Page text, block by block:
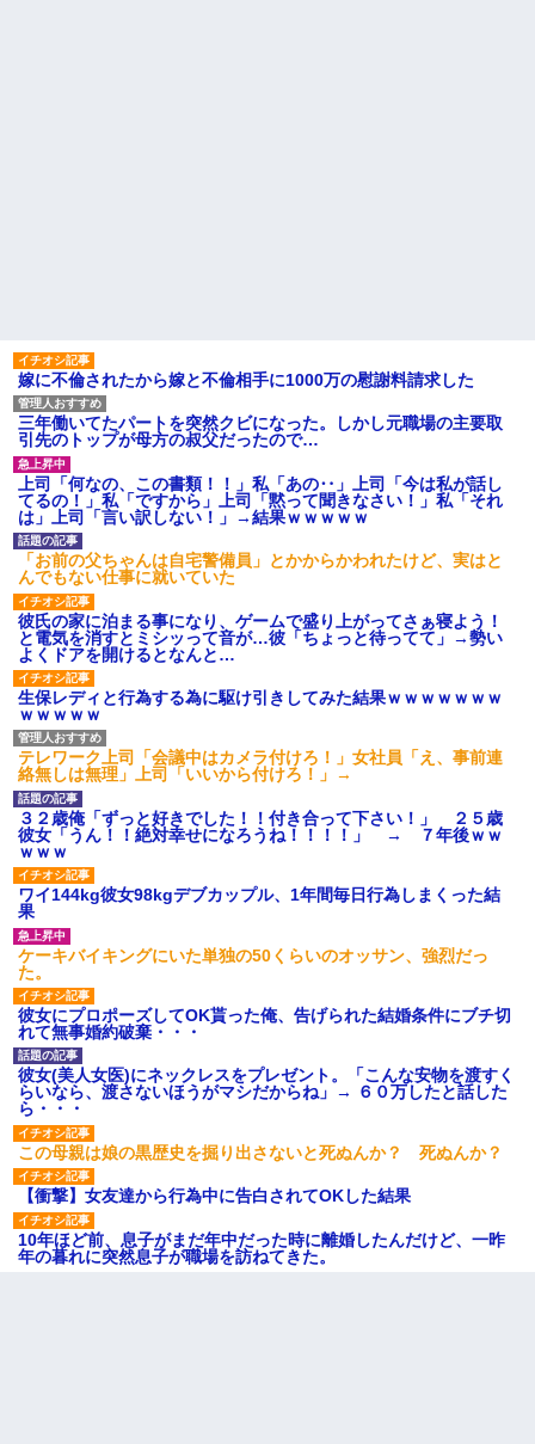
嫁に不倫されたから嫁と不倫相手に1000万の慰謝料請求した
三年働いてたパートを突然クビになった。しかし元職場の主要取
引先のトップが母方の叔父だったので…
上司「何なの、この書類！！」私「あの‥」上司「今は私が話し
てるの！」私「ですから」上司「黙って聞きなさい！」私「それ
は」上司「言い訳しない！」→結果ｗｗｗｗｗ
「お前の父ちゃんは自宅警備員」とかからかわれたけど、実はと
んでもない仕事に就いていた
彼氏の家に泊まる事になり、ゲームで盛り上がってさぁ寝よう！
と電気を消すとミシッって音が…彼「ちょっと待ってて」→勢い
よくドアを開けるとなんと…
生保レディと行為する為に駆け引きしてみた結果ｗｗｗｗｗｗｗ
ｗｗｗｗｗ
テレワーク上司「会議中はカメラ付けろ！」女社員「え、事前連
絡無しは無理」上司「いいから付けろ！」→
３２歳俺「ずっと好きでした！！付き合って下さい！」 ２５歳
彼女「うん！！絶対幸せになろうね！！！！」 → ７年後ｗｗ
ｗｗｗ
ワイ144kg彼女98kgデブカップル、1年間毎日行為しまくった結
果
ケーキバイキングにいた単独の50くらいのオッサン、強烈だっ
た。
彼女にプロポーズしてOK貰った俺、告げられた結婚条件にブチ切
れて無事婚約破棄・・・
彼女(美人女医)にネックレスをプレゼント。「こんな安物を渡すく
らいなら、渡さないほうがマシだからね」→ ６０万したと話した
ら・・・
この母親は娘の黒歴史を掘り出さないと死ぬんか？ 死ぬんか？
【衝撃】女友達から行為中に告白されてOKした結果
10年ほど前、息子がまだ年中だった時に離婚したんだけど、一昨
年の暮れに突然息子が職場を訪ねてきた。